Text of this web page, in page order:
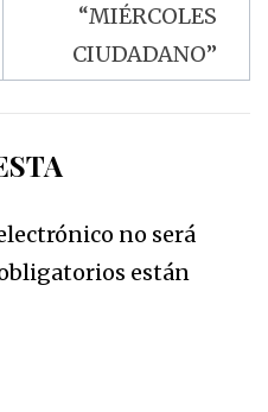
“MIÉRCOLES
CIUDADANO”
no será
están